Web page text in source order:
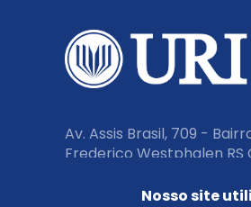
Av. Assis Brasil, 709 -
Frederico Westphalen RS
Nosso site